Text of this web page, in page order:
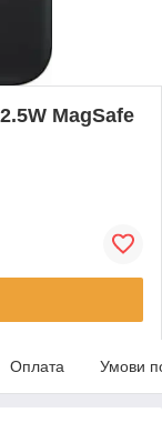
MagSafe
Оплата Умови